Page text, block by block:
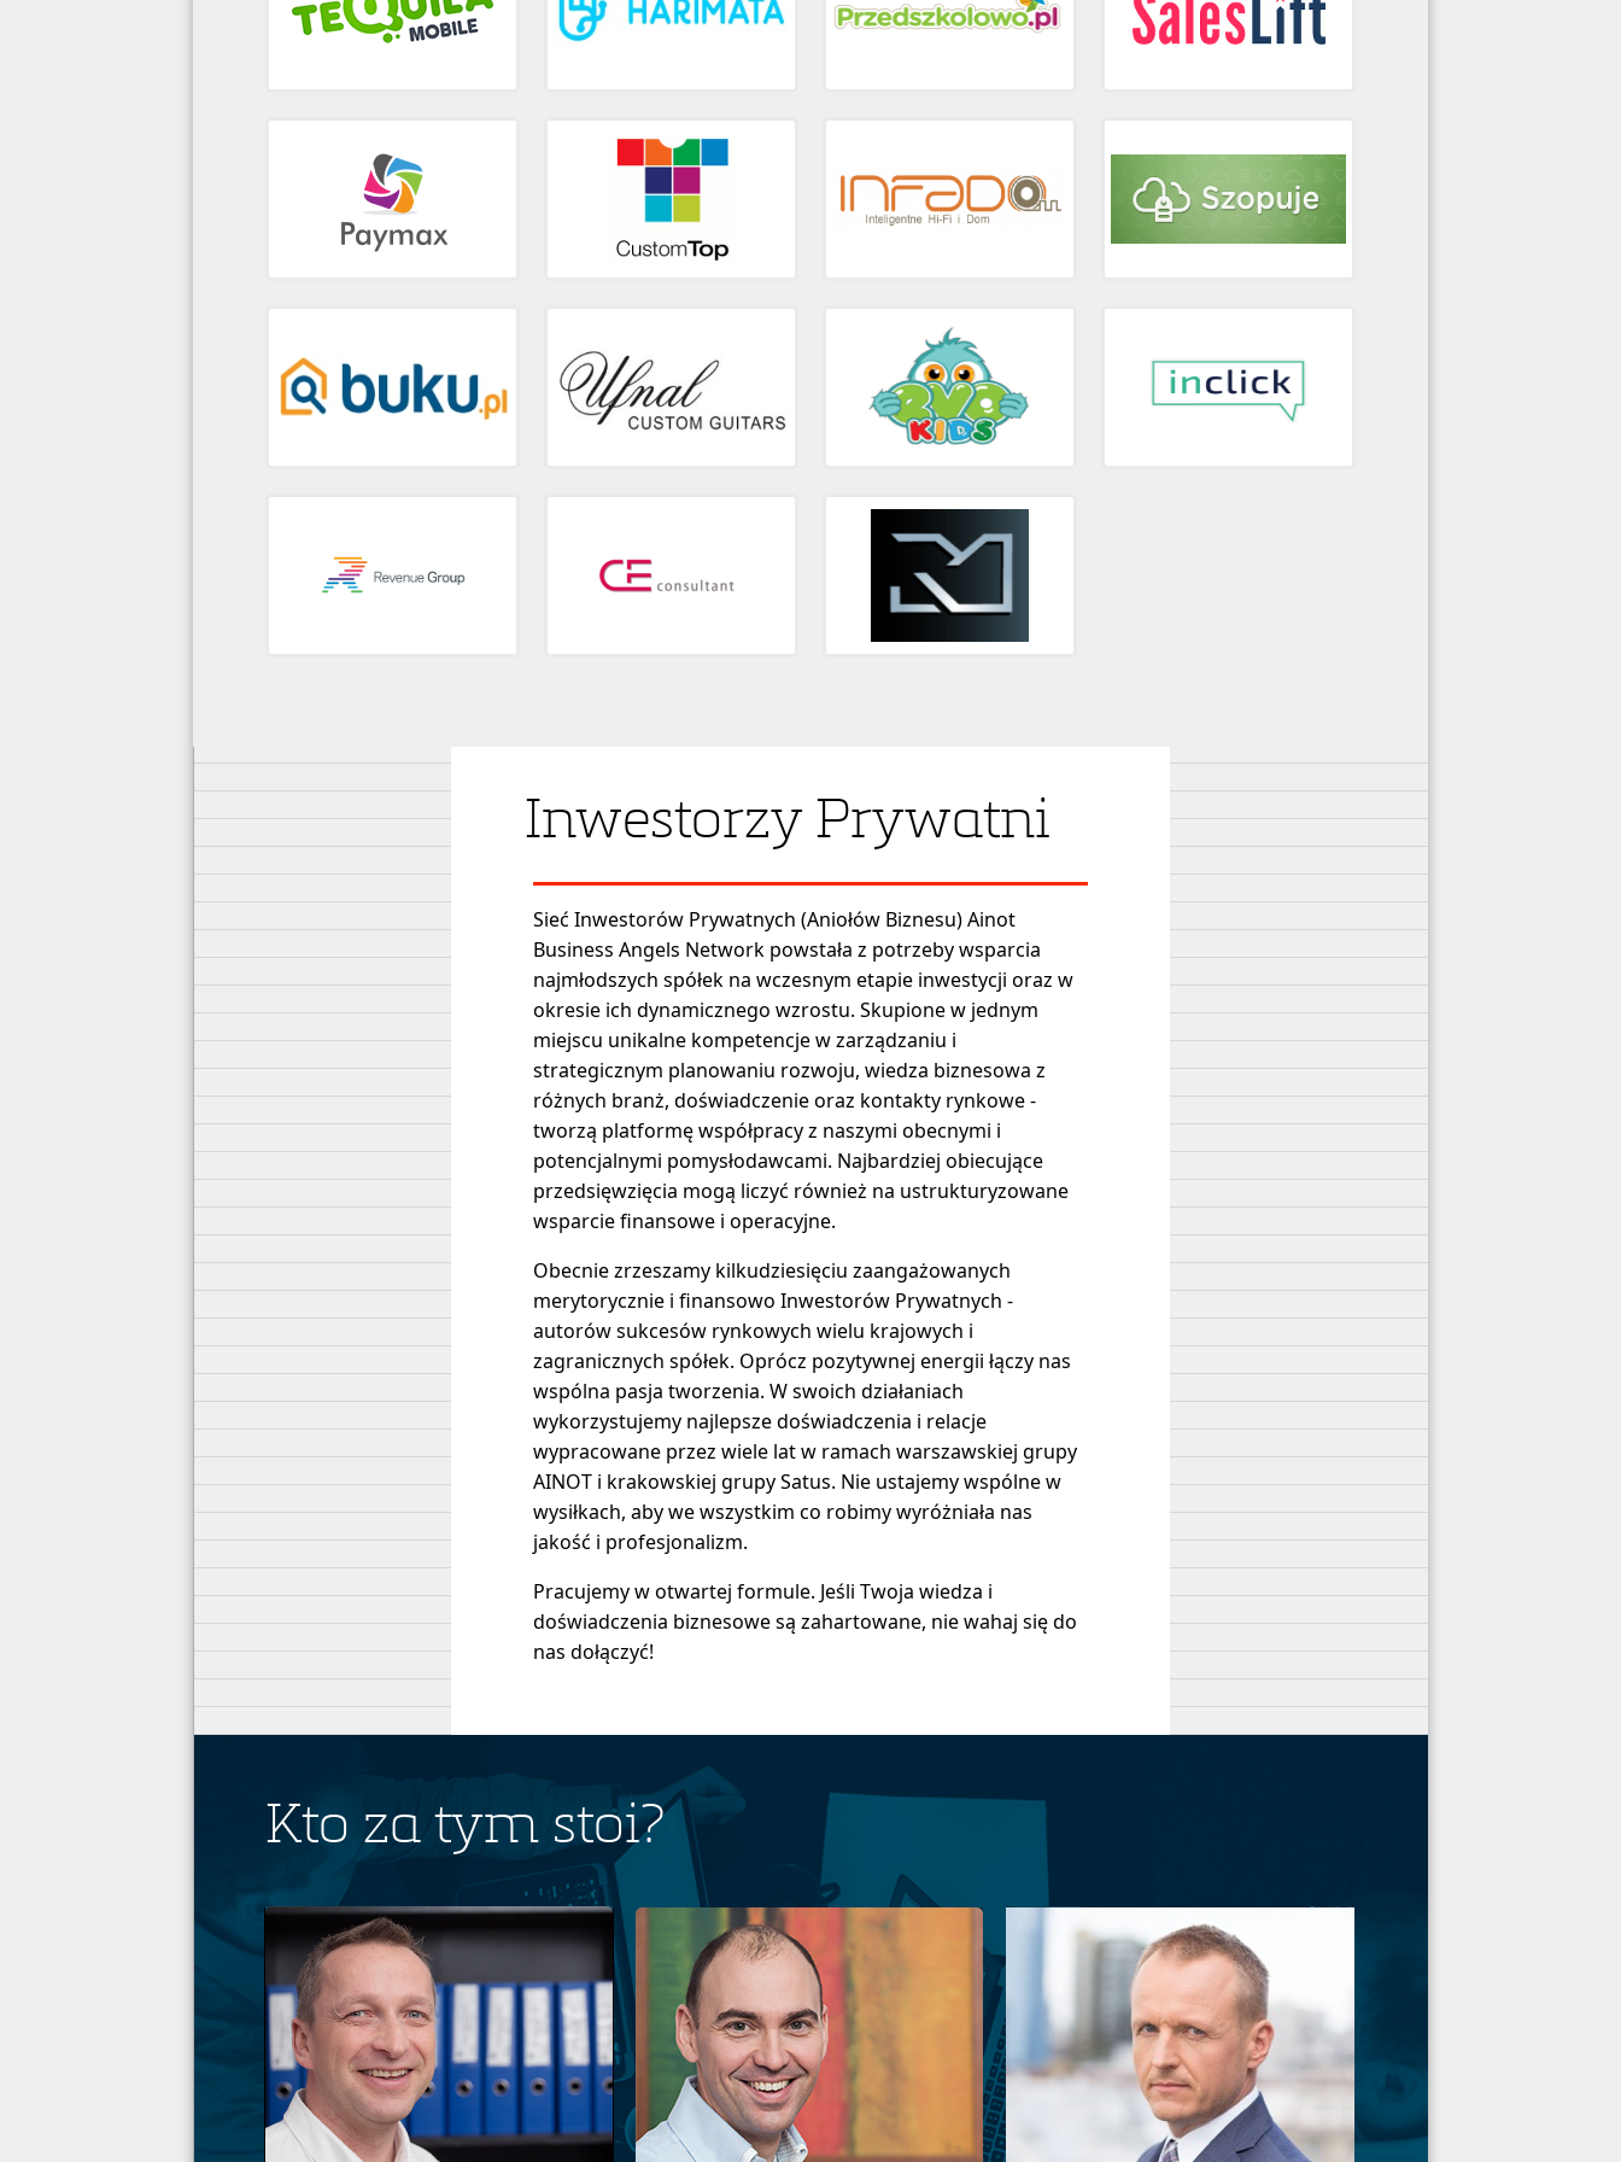
Inwestorzy Prywatni
Sieć Inwestorów Prywatnych (Aniołów Biznesu) Ainot
Business Angels Network powstała z potrzeby wsparcia
najmłodszych spółek na wczesnym etapie inwestycji oraz w
okresie ich dynamicznego wzrostu. Skupione w jednym
miejscu unikalne kompetencje w zarządzaniu i
strategicznym planowaniu rozwoju, wiedza biznesowa z
różnych branż, doświadczenie oraz kontakty rynkowe -
tworzą platformę współpracy z naszymi obecnymi i
potencjalnymi pomysłodawcami. Najbardziej obiecujące
przedsięwzięcia mogą liczyć również na ustrukturyzowane
wsparcie finansowe i operacyjne.
Obecnie zrzeszamy kilkudziesięciu zaangażowanych
merytorycznie i finansowo Inwestorów Prywatnych -
autorów sukcesów rynkowych wielu krajowych i
zagranicznych spółek. Oprócz pozytywnej energii łączy nas
wspólna pasja tworzenia. W swoich działaniach
wykorzystujemy najlepsze doświadczenia i relacje
wypracowane przez wiele lat w ramach warszawskiej grupy
AINOT i krakowskiej grupy Satus. Nie ustajemy wspólne w
wysiłkach, aby we wszystkim co robimy wyróżniała nas
jakość i profesjonalizm.
Pracujemy w otwartej formule. Jeśli Twoja wiedza i
doświadczenia biznesowe są zahartowane, nie wahaj się do
nas dołączyć!
Kto za tym stoi?